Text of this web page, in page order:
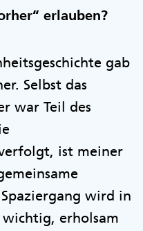
erlauben?
gab
Selbst das
war Teil des
ist meiner
wird in
erholsam